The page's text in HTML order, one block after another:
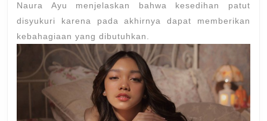
Naura Ayu menjelaskan bahwa kesedihan patut
disyukuri karena pada akhirnya dapat memberikan
kebahagiaan yang dibutuhkan.